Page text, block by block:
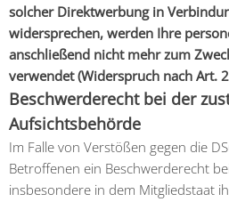
solcher Direktwerbung in
widersprechen, werden Ihre
anschließend nicht mehr zum
verwendet (Widerspruch nach Art.
Beschwerderecht bei der
Aufsichtsbehörde
Im Falle von Verstößen gegen die
Betroffenen ein Beschwerderecht
insbesondere in dem Mitgliedstaat